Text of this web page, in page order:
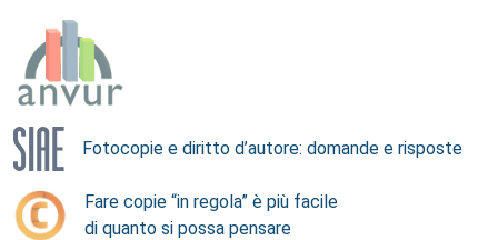
Fotocopie e diritto d’autore: domande e risposte
Fare copie “in regola” è più facile
di quanto si possa pensare